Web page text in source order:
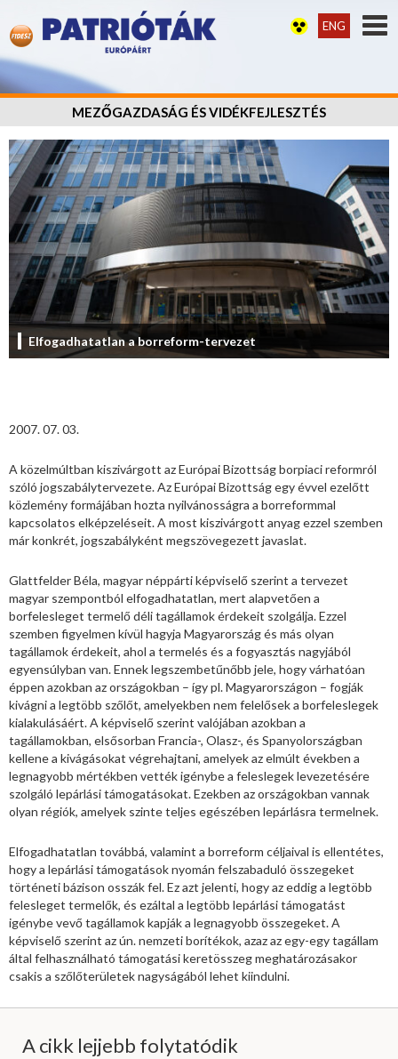
ENG
MEZŐGAZDASÁG ÉS VIDÉKFEJLESZTÉS
Elfogadhatatlan a borreform-tervezet
2007. 07. 03.
A közelmúltban kiszivárgott az Európai Bizottság borpiaci reformról
szóló jogszabálytervezete. Az Európai Bizottság egy évvel ezelőtt
közlemény formájában hozta nyilvánosságra a borreformmal
kapcsolatos elképzeléseit. A most kiszivárgott anyag ezzel szemben
már konkrét, jogszabályként megszövegezett javaslat.
Glattfelder Béla, magyar néppárti képviselő szerint a tervezet
magyar szempontból elfogadhatatlan, mert alapvetően a
borfelesleget termelő déli tagállamok érdekeit szolgálja. Ezzel
szemben figyelmen kívül hagyja Magyarország és más olyan
tagállamok érdekeit, ahol a termelés és a fogyasztás nagyjából
egyensúlyban van. Ennek legszembetűnőbb jele, hogy várhatóan
éppen azokban az országokban – így pl. Magyarországon – fogják
kivágni a legtöbb szőlőt, amelyekben nem felelősek a borfeleslegek
kialakulásáért. A képviselő szerint valójában azokban a
tagállamokban, elsősorban Francia-, Olasz-, és Spanyolországban
kellene a kivágásokat végrehajtani, amelyek az elmúlt években a
legnagyobb mértékben vették igénybe a feleslegek levezetésére
szolgáló lepárlási támogatásokat. Ezekben az országokban vannak
olyan régiók, amelyek szinte teljes egészében lepárlásra termelnek.
Elfogadhatatlan továbbá, valamint a borreform céljaival is ellentétes,
hogy a lepárlási támogatások nyomán felszabaduló összegeket
történeti bázison osszák fel. Ez azt jelenti, hogy az eddig a legtöbb
felesleget termelők, és ezáltal a legtöbb lepárlási támogatást
igénybe vevő tagállamok kapják a legnagyobb összegeket. A
képviselő szerint az ún. nemzeti borítékok, azaz az egy-egy tagállam
által felhasználható támogatási keretösszeg meghatározásakor
csakis a szőlőterületek nagyságából lehet kiindulni.
A cikk lejjebb folytatódik